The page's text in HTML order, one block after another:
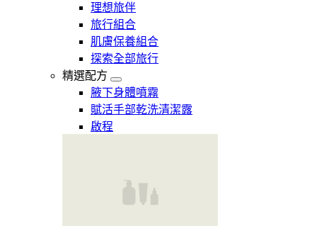
理想旅伴
旅行組合
肌膚保養組合
探索全部旅行
精選配方
腋下身體噴霧
賦活手部乾洗清潔露
啟程